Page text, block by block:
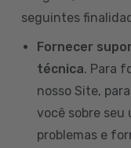
seguintes
Fornecer
técnica. Para
nosso Site,
você sobre seu
problemas e